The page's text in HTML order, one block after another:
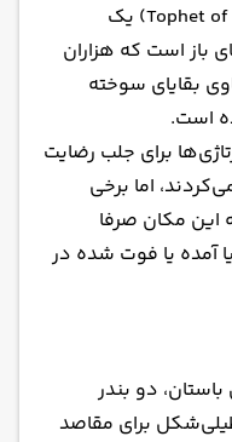
کارتاژ است. توفت کارتاژ (Tophet of Carthage) یک
باز است که هزاران
بقایای سوخته
است.
برای جلب رضایت
اما برخی
این مکان صرفا
آمده یا فوت شده در
دو بندر
برای مقاصد